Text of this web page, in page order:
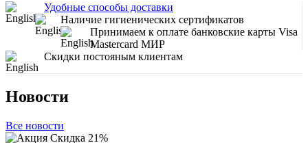
Удобные способы доставки
Наличие гигиенических сертификатов
Принимаем к оплате банковские карты Visa
Mastercard МИР
Скидки постояным клиентам
Новости
Все новости